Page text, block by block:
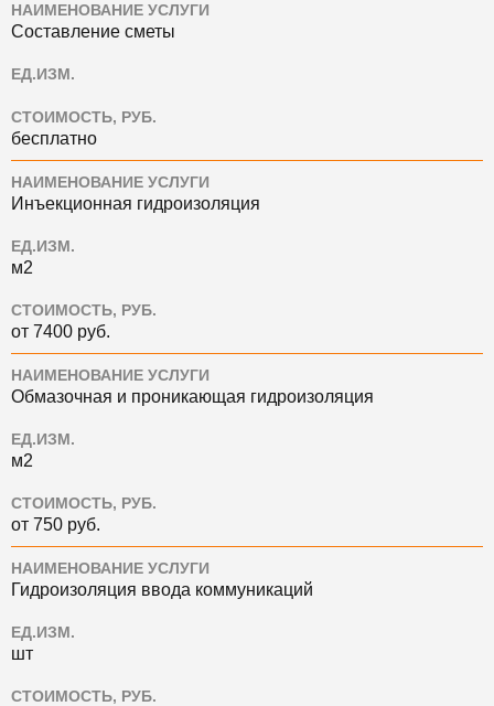
НАИМЕНОВАНИЕ УСЛУГИ
Составление сметы
ЕД.ИЗМ.
СТОИМОСТЬ, РУБ.
бесплатно
НАИМЕНОВАНИЕ УСЛУГИ
Инъекционная гидроизоляция
ЕД.ИЗМ.
м2
СТОИМОСТЬ, РУБ.
от 7400 руб.
НАИМЕНОВАНИЕ УСЛУГИ
Обмазочная и проникающая гидроизоляция
ЕД.ИЗМ.
м2
СТОИМОСТЬ, РУБ.
от 750 руб.
НАИМЕНОВАНИЕ УСЛУГИ
Гидроизоляция ввода коммуникаций
ЕД.ИЗМ.
шт
СТОИМОСТЬ, РУБ.